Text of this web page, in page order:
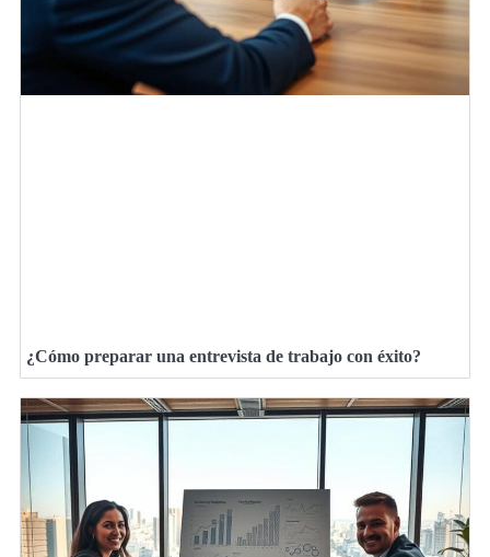
¿Cómo preparar una entrevista de trabajo con éxito?